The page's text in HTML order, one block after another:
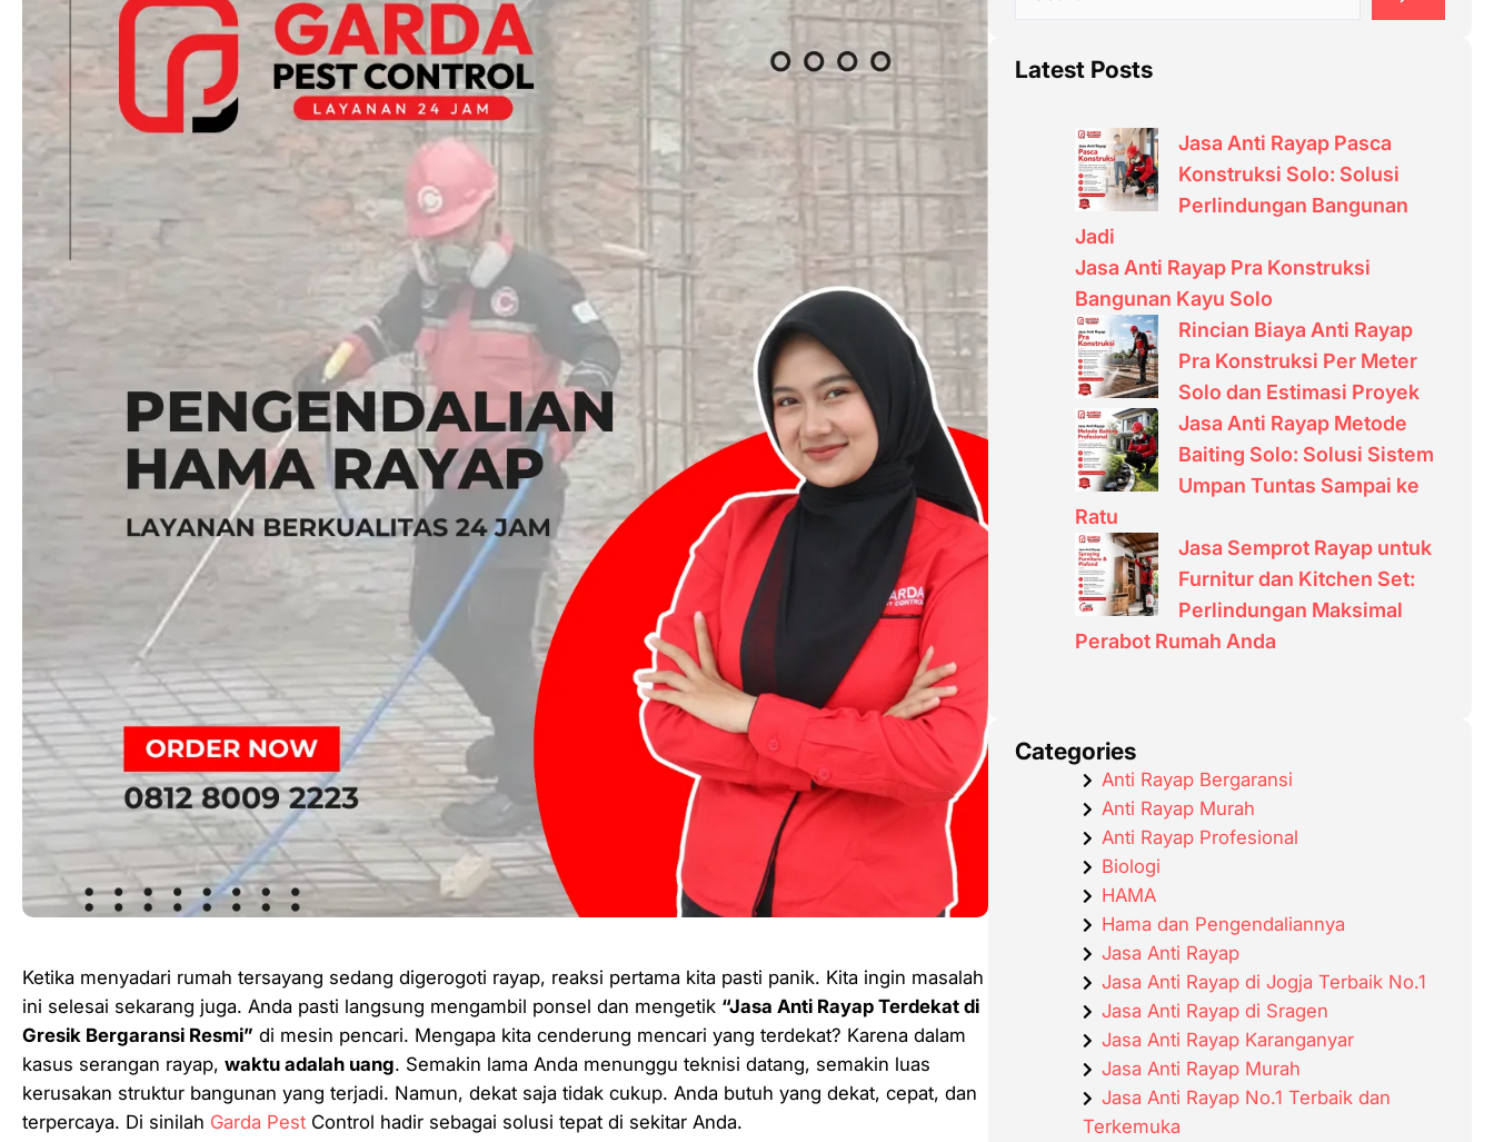
Ketika menyadari rumah tersayang sedang digerogoti rayap, reaksi pertama kita pasti panik. Kita ingin masalah
ini selesai sekarang juga. Anda pasti langsung mengambil ponsel dan mengetik “Jasa Anti Rayap Terdekat di
Gresik Bergaransi Resmi” di mesin pencari. Mengapa kita cenderung mencari yang terdekat? Karena dalam
kasus serangan rayap, waktu adalah uang. Semakin lama Anda menunggu teknisi datang, semakin luas
kerusakan struktur bangunan yang terjadi. Namun, dekat saja tidak cukup. Anda butuh yang dekat, cepat, dan
terpercaya. Di sinilah Garda Pest Control hadir sebagai solusi tepat di sekitar Anda.
rLatest Posts
Jasa Anti Rayap Pasca
Konstruksi Solo: Solusi
Perlindungan Bangunan
Jadi
Jasa Anti Rayap Pra Konstruksi
Bangunan Kayu Solo
Rincian Biaya Anti Rayap
Pra Konstruksi Per Meter
Solo dan Estimasi Proyek
Jasa Anti Rayap Metode
Baiting Solo: Solusi Sistem
Umpan Tuntas Sampai ke
Ratu
Jasa Semprot Rayap untuk
Furnitur dan Kitchen Set:
Perlindungan Maksimal
Perabot Rumah Anda
Categories
Anti Rayap Bergaransi
Anti Rayap Murah
Anti Rayap Profesional
Biologi
HAMA
Hama dan Pengendaliannya
Jasa Anti Rayap
Jasa Anti Rayap di Jogja Terbaik No.1
Jasa Anti Rayap di Sragen
Jasa Anti Rayap Karanganyar
Jasa Anti Rayap Murah
Jasa Anti Rayap No.1 Terbaik dan
Terkemuka